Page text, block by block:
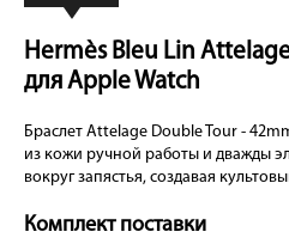
Hermès Bleu Lin
для Apple Watch
Браслет Attelage Double Tour -
из кожи ручной работы и дважды
вокруг запястья, создавая
Комплект поставки